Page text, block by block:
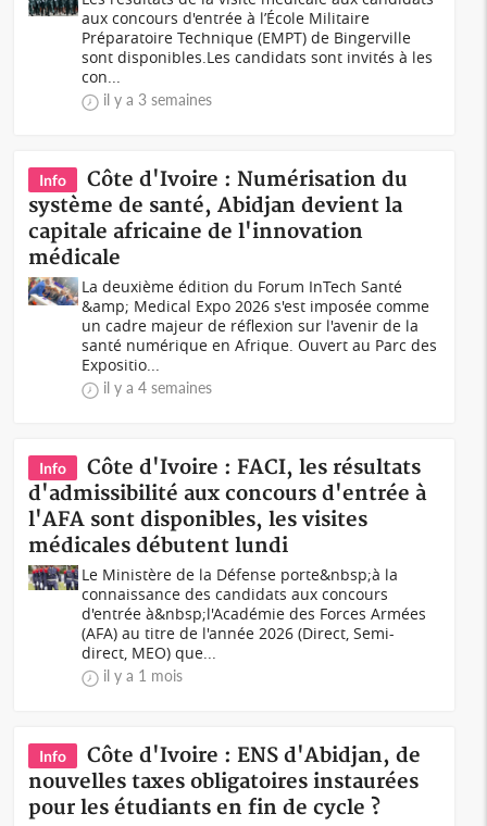
aux concours d'entrée à l’École Militaire
Préparatoire Technique (EMPT) de Bingerville
sont disponibles.Les candidats sont invités à les
con...
il y a 3 semaines
Info
Côte d'Ivoire : Numérisation du
système de santé, Abidjan devient la
capitale africaine de l'innovation
médicale
La deuxième édition du Forum InTech Santé
&amp; Medical Expo 2026 s'est imposée comme
un cadre majeur de réflexion sur l'avenir de la
santé numérique en Afrique. Ouvert au Parc des
Expositio...
il y a 4 semaines
Info
Côte d'Ivoire : FACI, les résultats
d'admissibilité aux concours d'entrée à
l'AFA sont disponibles, les visites
médicales débutent lundi
Le Ministère de la Défense porte&nbsp;à la
connaissance des candidats aux concours
d'entrée à&nbsp;l'Académie des Forces Armées
(AFA) au titre de l'année 2026 (Direct, Semi-
direct, MEO) que...
il y a 1 mois
Info
Côte d'Ivoire : ENS d'Abidjan, de
nouvelles taxes obligatoires instaurées
pour les étudiants en fin de cycle ?